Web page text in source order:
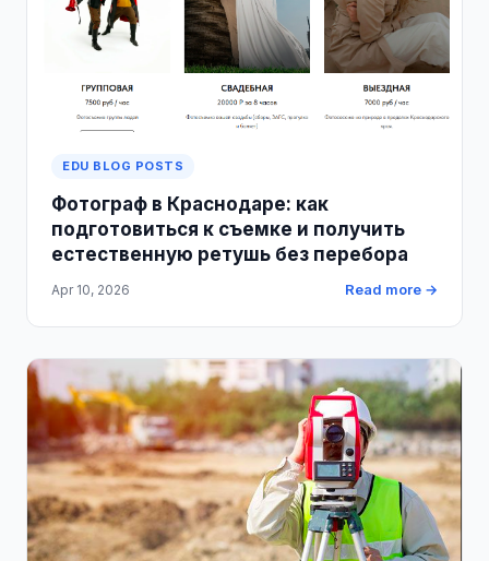
EDU BLOG POSTS
Фотограф в Краснодаре: как
подготовиться к съемке и получить
естественную ретушь без перебора
Apr 10, 2026 Read more →